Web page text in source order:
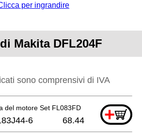
per ingrandire
Makita DFL204F
sono comprensivi di IVA
del motore Set FL083FD +
6 68.44